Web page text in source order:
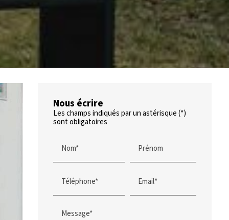
Nous écrire
Les champs indiqués par un astérisque (*)
sont obligatoires
Nom* Prénom
Téléphone* Email*
Message*